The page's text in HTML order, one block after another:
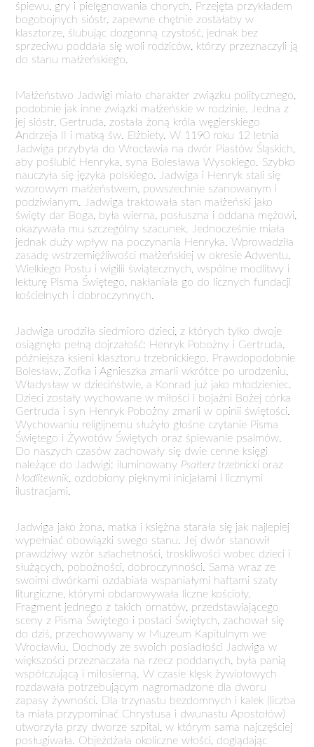
śpiewu, gry i pielęgnowania chorych. Przejęta przykładem
bogobojnych sióstr, zapewne chętnie zostałaby w
klasztorze, ślubując dozgonną czystość, jednak bez
sprzeciwu poddała się woli rodziców, którzy przeznaczyli ją
do stanu małżeńskiego.
Małżeństwo Jadwigi miało charakter związku politycznego,
podobnie jak inne związki małżeńskie w rodzinie. Jedna z
jej sióstr, Gertruda, została żoną króla węgierskiego
Andrzeja II i matką św. Elżbiety. W 1190 roku 12 letnia
Jadwiga przybyła do Wrocławia na dwór Piastów Śląskich,
aby poślubić Henryka, syna Bolesława Wysokiego. Szybko
nauczyła się języka polskiego. Jadwiga i Henryk stali się
wzorowym małżeństwem, powszechnie szanowanym i
podziwianym. Jadwiga traktowała stan małżeński jako
święty dar Boga, była wierna, posłuszna i oddana mężowi,
okazywała mu szczególny szacunek. Jednocześnie miała
jednak duży wpływ na poczynania Henryka. Wprowadziła
zasadę wstrzemięźliwości małżeńskiej w okresie Adwentu,
Wielkiego Postu i wigilii świątecznych, wspólne modlitwy i
lekturę Pisma Świętego, nakłaniała go do licznych fundacji
kościelnych i dobroczynnych.
Jadwiga urodziła siedmioro dzieci, z których tylko dwoje
osiągnęło pełną dojrzałość: Henryk Pobożny i Gertruda,
późniejsza ksieni klasztoru trzebnickiego. Prawdopodobnie
Bolesław, Zofka i Agnieszka zmarli wkrótce po urodzeniu,
Władysław w dzieciństwie, a Konrad już jako młodzieniec.
Dzieci zostały wychowane w miłości i bojaźni Bożej córka
Gertruda i syn Henryk Pobożny zmarli w opinii świętości.
Wychowaniu religijnemu służyło głośne czytanie Pisma
Świętego i Żywotów Świętych oraz śpiewanie psalmów.
Do naszych czasów zachowały się dwie cenne księgi
należące do Jadwigi: iluminowany Psałterz trzebnicki oraz
Modlitewnik , ozdobiony pięknymi inicjałami i licznymi
ilustracjami.
Jadwiga jako żona, matka i księżna starała się jak najlepiej
wypełniać obowiązki swego stanu. Jej dwór stanowił
prawdziwy wzór szlachetności, troskliwości wobec dzieci i
służących, pobożności, dobroczynności. Sama wraz ze
swoimi dwórkami ozdabiała wspaniałymi haftami szaty
liturgiczne, którymi obdarowywała liczne kościoły.
Fragment jednego z takich ornatów, przedstawiającego
sceny z Pisma Świętego i postaci Świętych, zachował się
do dziś, przechowywany w Muzeum Kapitulnym we
Wrocławiu. Dochody ze swoich posiadłości Jadwiga w
większości przeznaczała na rzecz poddanych, była panią
współczującą i miłosierną. W czasie klęsk żywiołowych
rozdawała potrzebującym nagromadzone dla dworu
zapasy żywności. Dla trzynastu bezdomnych i kalek (liczba
ta miała przypominać Chrystusa i dwunastu Apostołów)
utworzyła przy dworze szpital, w którym sama najczęściej
posługiwała. Objeżdżała okoliczne włości, doglądając